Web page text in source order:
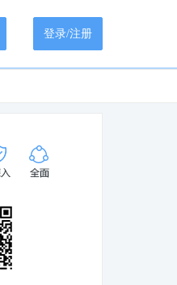
登录/注册